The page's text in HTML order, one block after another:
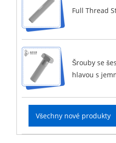
Full Thread
Šrouby se
hlavou s
Všechny nové produkty